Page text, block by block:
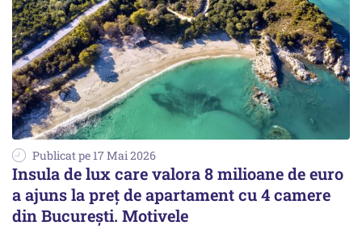
Publicat pe 17 Mai 2026
Insula de lux care valora 8 milioane de euro
a ajuns la preț de apartament cu 4 camere
din București. Motivele